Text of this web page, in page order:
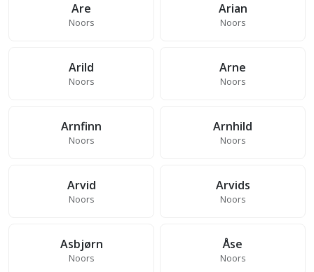
Are
Noors
Arian
Noors
Arild
Noors
Arne
Noors
Arnfinn
Noors
Arnhild
Noors
Arvid
Noors
Arvids
Noors
Asbjørn
Noors
Åse
Noors